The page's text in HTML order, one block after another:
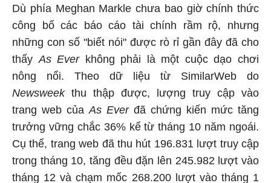
Dù phía Meghan Markle chưa bao giờ chính thức
công bố các báo cáo tài chính rầm rộ, nhưng
những con số "biết nói" được rò rỉ gần đây đã cho
thấy As Everkhông phải là một cuộc dạo chơi
nông nổi. Theo dữ liệu từ SimilarWeb do
Newsweekthu thập được, lượng truy cập vào
trang web của As Everđã chứng kiến mức tăng
trưởng vững chắc 36% kể từ tháng 10 năm ngoái.
Cụ thể, trang web đã thu hút 196.831 lượt truy cập
trong tháng 10, tăng đều đặn lên 245.982 lượt vào
tháng 12 và chạm mốc 268.200 lượt vào tháng 1